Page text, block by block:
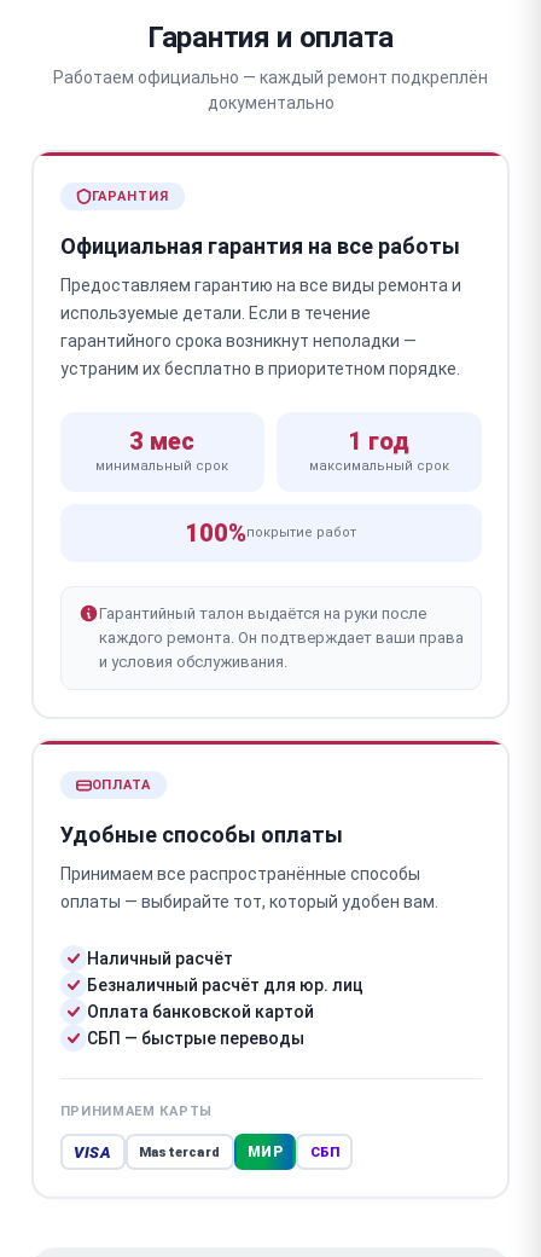
Гарантия и оплата
Работаем официально — каждый ремонт подкреплён
документально
ГАРАНТИЯ
Официальная гарантия на все работы
Предоставляем гарантию на все виды ремонта и
используемые детали. Если в течение
гарантийного срока возникнут неполадки —
устраним их бесплатно в приоритетном порядке.
3 мес
минимальный срок
1 год
максимальный срок
100%покрытие работ
Гарантийный талон выдаётся на руки после
каждого ремонта. Он подтверждает ваши права
и условия обслуживания.
ОПЛАТА
Удобные способы оплаты
Принимаем все распространённые способы
оплаты — выбирайте тот, который удобен вам.
Наличный расчёт
Безналичный расчёт для юр. лиц
Оплата банковской картой
СБП — быстрые переводы
ПРИНИМАЕМ КАРТЫ
VISA Mastercard МИР СБП